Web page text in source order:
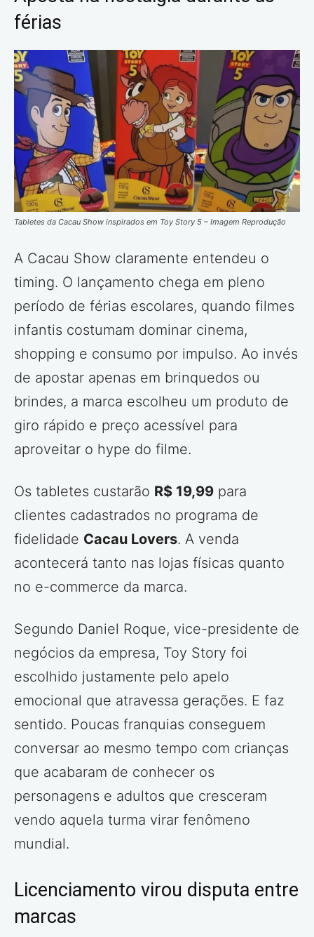
férias
Tabletes da Cacau Show inspirados em Toy Story 5 – Imagem Reprodução
A Cacau Show claramente entendeu o
timing. O lançamento chega em pleno
período de férias escolares, quando filmes
infantis costumam dominar cinema,
shopping e consumo por impulso. Ao invés
de apostar apenas em brinquedos ou
brindes, a marca escolheu um produto de
giro rápido e preço acessível para
aproveitar o hype do filme.
Os tabletes custarão R$ 19,99 para
clientes cadastrados no programa de
fidelidade Cacau Lovers. A venda
acontecerá tanto nas lojas físicas quanto
no e-commerce da marca.
Segundo Daniel Roque, vice-presidente de
negócios da empresa, Toy Story foi
escolhido justamente pelo apelo
emocional que atravessa gerações. E faz
sentido. Poucas franquias conseguem
conversar ao mesmo tempo com crianças
que acabaram de conhecer os
personagens e adultos que cresceram
vendo aquela turma virar fenômeno
mundial.
Licenciamento virou disputa entre
marcas